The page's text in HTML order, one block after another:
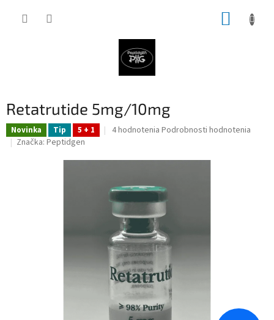
Retatrutide 5mg/10mg
Novinka Tip 5 + 1
Priemerné
je
z
5
hviezdičiek.
4 hodnotenia Podrobnosti hodnotenia
Značka: Peptidgen